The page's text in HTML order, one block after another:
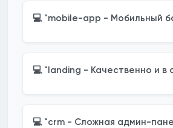
💻 "mobile-app - Мобильный
💻 "landing - Качественно и в
💻 "crm - Сложная админ-